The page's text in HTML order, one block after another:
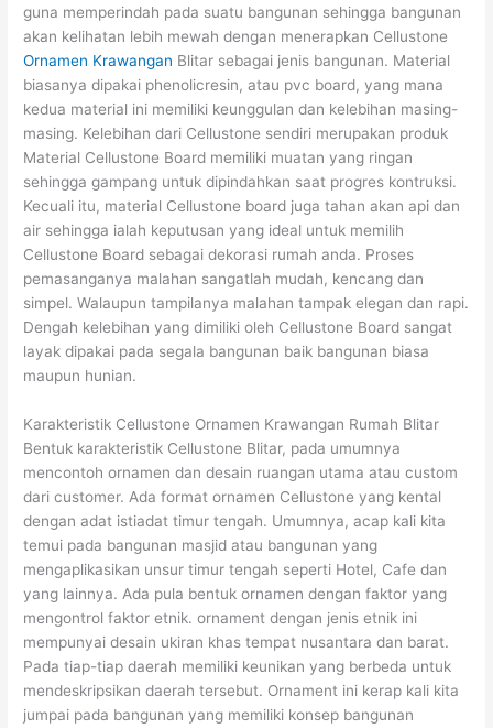
guna memperindah pada suatu bangunan sehingga bangunan
akan kelihatan lebih mewah dengan menerapkan Cellustone
Ornamen Krawangan Blitar sebagai jenis bangunan. Material
biasanya dipakai phenolicresin, atau pvc board, yang mana
kedua material ini memiliki keunggulan dan kelebihan masing-
masing. Kelebihan dari Cellustone sendiri merupakan produk
Material Cellustone Board memiliki muatan yang ringan
sehingga gampang untuk dipindahkan saat progres kontruksi.
Kecuali itu, material Cellustone board juga tahan akan api dan
air sehingga ialah keputusan yang ideal untuk memilih
Cellustone Board sebagai dekorasi rumah anda. Proses
pemasanganya malahan sangatlah mudah, kencang dan
simpel. Walaupun tampilanya malahan tampak elegan dan rapi.
Dengah kelebihan yang dimiliki oleh Cellustone Board sangat
layak dipakai pada segala bangunan baik bangunan biasa
maupun hunian.
Karakteristik Cellustone Ornamen Krawangan Rumah Blitar
Bentuk karakteristik Cellustone Blitar, pada umumnya
mencontoh ornamen dan desain ruangan utama atau custom
dari customer. Ada format ornamen Cellustone yang kental
dengan adat istiadat timur tengah. Umumnya, acap kali kita
temui pada bangunan masjid atau bangunan yang
mengaplikasikan unsur timur tengah seperti Hotel, Cafe dan
yang lainnya. Ada pula bentuk ornamen dengan faktor yang
mengontrol faktor etnik. ornament dengan jenis etnik ini
mempunyai desain ukiran khas tempat nusantara dan barat.
Pada tiap-tiap daerah memiliki keunikan yang berbeda untuk
mendeskripsikan daerah tersebut. Ornament ini kerap kali kita
jumpai pada bangunan yang memiliki konsep bangunan